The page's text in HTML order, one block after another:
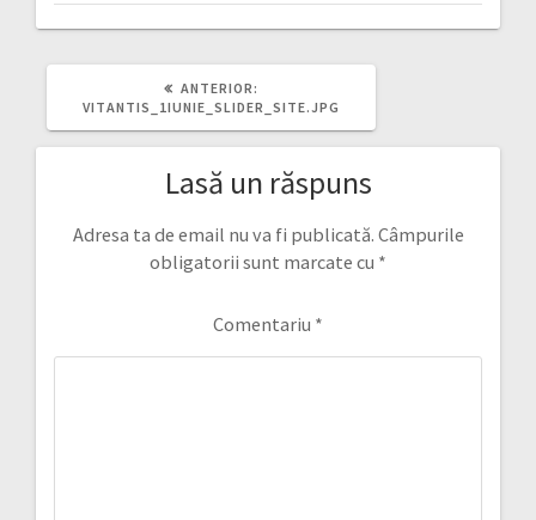
ANTERIOR:
ANTERIOR:
VITANTIS_1IUNIE_SLIDER_SITE.JPG
Lasă un răspuns
Adresa ta de email nu va fi publicată. Câmpurile
obligatorii sunt marcate cu *
Comentariu *